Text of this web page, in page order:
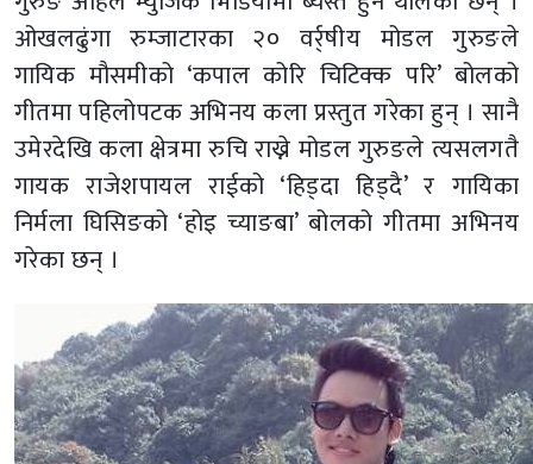
ओखलढुंगा रुम्जाटारका २० वर्र्षीय मोडल गुरुङले
गायिक मौसमीको ‘कपाल कोरि चिटिक्क परि’ बोलको
गीतमा पहिलोपटक अभिनय कला प्रस्तुत गरेका हुन् । सानै
उमेरदेखि कला क्षेत्रमा रुचि राख्ने मोडल गुरुङले त्यसलगतै
गायक राजेशपायल राईको ‘हिड्दा हिड्दै’ र गायिका
निर्मला घिसिङको ‘होइ च्याङबा’ बोलको गीतमा अभिनय
गरेका छन् ।